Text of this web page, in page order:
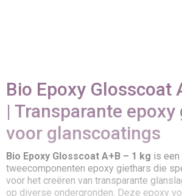
Bio Epoxy Glosscoat
| Transparante
voor glanscoatings
Bio Epoxy Glosscoat A+B – 1 kg is een
tweecomponenten epoxy giethars die
voor het creëren van transparante
op diverse ondergronden. Deze epoxy